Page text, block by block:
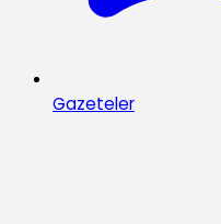
Gazeteler